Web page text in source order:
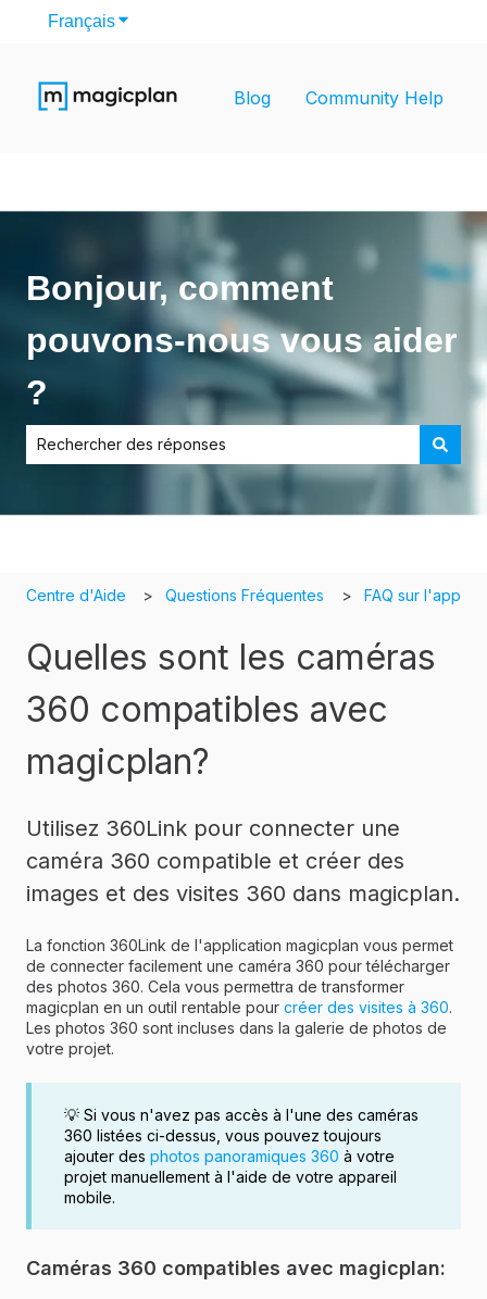
FrançaisAfficher le sous-menu pour les traductions
Blog Community Help
Bonjour, comment
pouvons-nous vous aider
?
Il n'y a aucune suggestion car le champ de recherche est
Centre d'Aide Questions Fréquentes FAQ sur l'app
Quelles sont les caméras
360 compatibles avec
magicplan?
Utilisez 360Link pour connecter une
caméra 360 compatible et créer des
images et des visites 360 dans magicplan.
La fonction 360Link de l'application magicplan vous permet
de connecter facilement une caméra 360 pour télécharger
des photos 360. Cela vous permettra de transformer
magicplan en un outil rentable pour créer des visites à 360.
Les photos 360 sont incluses dans la galerie de photos de
votre projet.
💡 Si vous n'avez pas accès à l'une des caméras
360 listées ci-dessus, vous pouvez toujours
ajouter des photos panoramiques 360 à votre
projet manuellement à l'aide de votre appareil
mobile.
Caméras 360 compatibles avec magicplan: